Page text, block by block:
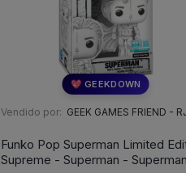
💖 GEEKDOWN
Vendido por: GEEK GAMES FRIEND -
Funko Pop Superman Limited
Supreme - Superman - Superman